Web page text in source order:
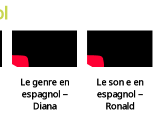
Le genre en
espagnol –
Diana
Le son e en
espagnol –
Ronald